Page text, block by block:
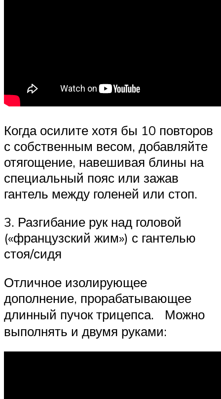
Когда осилите хотя бы 10 повторов
с собственным весом, добавляйте
отягощение, навешивая блины на
специальный пояс или зажав
гантель между голеней или стоп.
3. Разгибание рук над головой
(«французский жим») с гантелью
стоя/сидя
Отличное изолирующее
дополнение, прорабатывающее
длинный пучок трицепса. Можно
выполнять и двумя руками: